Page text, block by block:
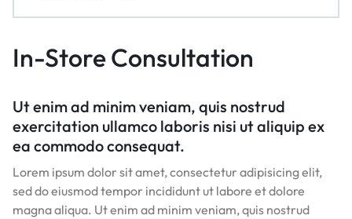
In-Store Consultation
Ut enim ad minim veniam, quis nostrud
exercitation ullamco laboris nisi ut aliquip ex
ea commodo consequat.
Lorem ipsum dolor sit amet, consectetur adipisicing elit,
sed do eiusmod tempor incididunt ut labore et dolore
magna aliqua. Ut enim ad minim veniam, quis nostrud